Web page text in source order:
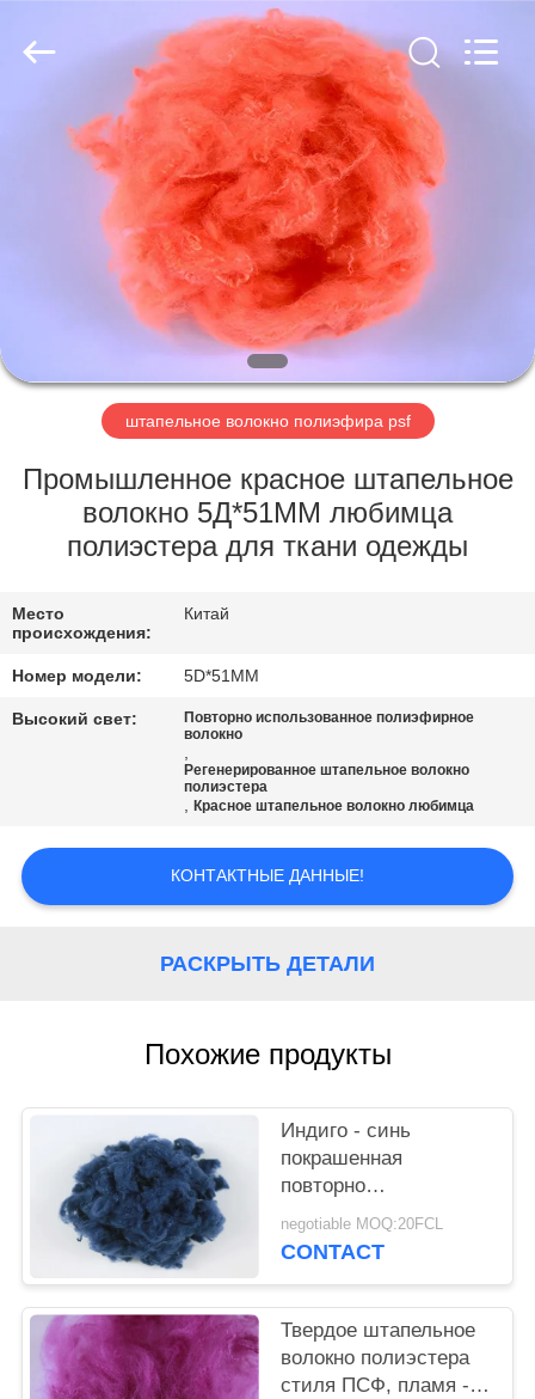
ДОМ
ПРОДУКТЫ
РОЛИКИ
О
НАС
ПУТЕШЕСТВИЕ
ФАБРИКИ
КАЧЕСТВА
СВЯЖИТЕСЬ
МЫ
СЛУЧАИ
PRIVACY
POLICY
IMP&EXP
CO.LTD.
штапельное волокно полиэфира psf
Промышленное красное штапельное
волокно 5Д*51ММ любимца
полиэстера для ткани одежды
Место
происхождения:
Китай
Номер модели: 5D*51MM
Высокий свет:
Повторно использованное полиэфирное
волокно
,
Регенерированное штапельное волокно
полиэстера
,Красное штапельное волокно любимца
КОНТАКТНЫЕ ДАННЫЕ!
РАСКРЫТЬ ДЕТАЛИ
Похожие продукты
Индиго - синь
покрашенная
повторно
использованная
ссадина штапельного
negotiable MOQ:20FCL
CONTACT
Твердое штапельное
волокно полиэстера
стиля ПСФ, пламя -